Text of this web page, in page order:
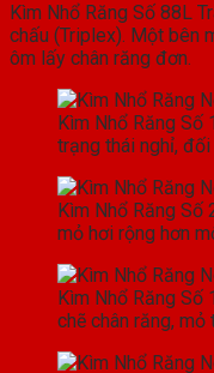
Kìm Nhổ Răng Số 88L
chấu (Triplex). Một bên
ôm lấy chân răng đơn.
Kìm Nhổ Răng Số
trạng thái nghỉ, đối
Kìm Nhổ Răng
mỏ hơi rộng hơn
Kìm Nhổ Răng
chẽ chân răng, mỏ